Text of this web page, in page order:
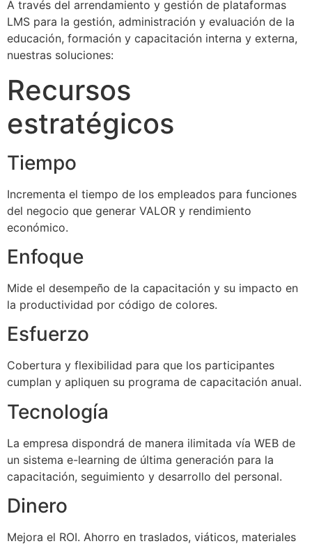
A través del arrendamiento y gestión de plataformas
LMS para la gestión, administración y evaluación de la
educación, formación y capacitación interna y externa,
nuestras soluciones:
Recursos
estratégicos
Tiempo
Incrementa el tiempo de los empleados para funciones
del negocio que generar VALOR y rendimiento
económico.
Enfoque
Mide el desempeño de la capacitación y su impacto en
la productividad por código de colores.
Esfuerzo
Cobertura y flexibilidad para que los participantes
cumplan y apliquen su programa de capacitación anual.
Tecnología
La empresa dispondrá de manera ilimitada vía WEB de
un sistema e-learning de última generación para la
capacitación, seguimiento y desarrollo del personal.
Dinero
Mejora el ROI. Ahorro en traslados, viáticos, materiales